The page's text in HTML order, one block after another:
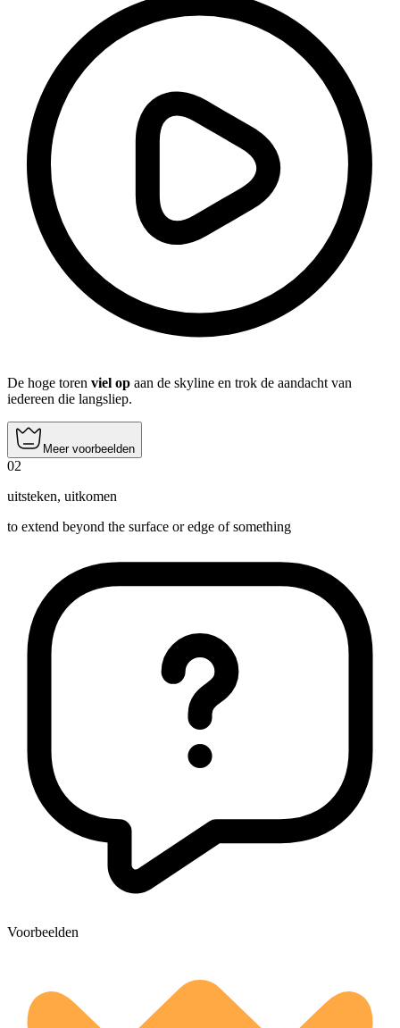
De hoge toren viel op aan de skyline en trok de aandacht van
iedereen die langsliep.
Meer voorbeelden
02
uitsteken, uitkomen
to extend beyond the surface or edge of something
Voorbeelden